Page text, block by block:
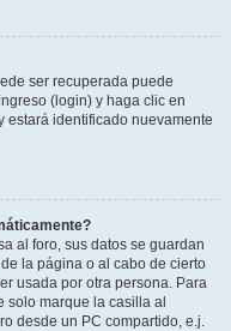
ser recuperada puede
(login) y haga clic en
estará identificado nuevamente
al foro, sus datos se guardan
la página o al cabo de cierto
usada por otra persona. Para
solo marque la casilla al
desde un PC compartido, e.j.